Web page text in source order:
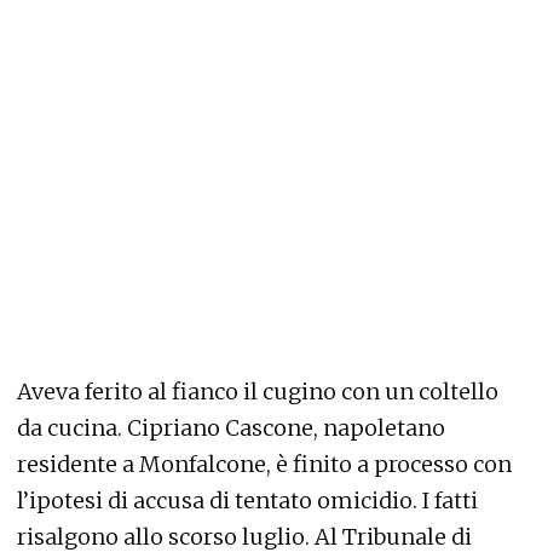
Aveva ferito al fianco il cugino con un coltello
da cucina. Cipriano Cascone, napoletano
residente a Monfalcone, è finito a processo con
l’ipotesi di accusa di tentato omicidio. I fatti
risalgono allo scorso luglio. Al Tribunale di